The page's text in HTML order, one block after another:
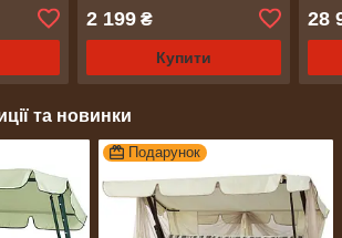
2 199₴
Купити
28
та новинки
Подарунок